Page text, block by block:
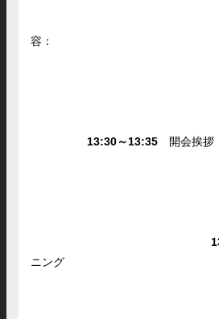
■
容
13:30～13:35 開
ニ